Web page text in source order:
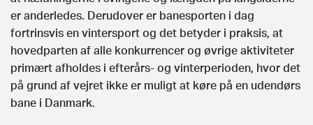
er anderledes. Derudover er banesporten i dag
fortrinsvis en vintersport og det betyder i praksis, at
hovedparten af alle konkurrencer og øvrige aktiviteter
primært afholdes i efterårs- og vinterperioden, hvor det
på grund af vejret ikke er muligt at køre på en udendørs
bane i Danmark.